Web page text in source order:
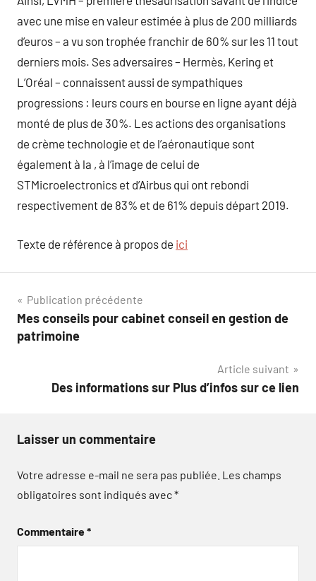
avec une mise en valeur estimée à plus de 200 milliards
d’euros – a vu son trophée franchir de 60% sur les 11 tout
derniers mois. Ses adversaires – Hermès, Kering et
L’Oréal – connaissent aussi de sympathiques
progressions : leurs cours en bourse en ligne ayant déjà
monté de plus de 30%. Les actions des organisations
de crème technologie et de l’aéronautique sont
également à la , à l’image de celui de
STMicroelectronics et d’Airbus qui ont rebondi
respectivement de 83% et de 61% depuis départ 2019.
Texte de référence à propos de ici
Navigation
de
Publication précédente
Mes conseils pour cabinet conseil en gestion de
patrimoine
Article suivant
Des informations sur Plus d’infos sur ce lien
Laisser un commentaire
Votre adresse e-mail ne sera pas publiée. Les champs
obligatoires sont indiqués avec*
Commentaire*